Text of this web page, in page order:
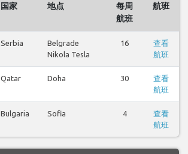
国家 地点
每周
航班
航班
Serbia
Belgrade
Nikola Tesla
16
查看
航班
Qatar Doha 30
查看
航班
Bulgaria Sofia 4
查看
航班